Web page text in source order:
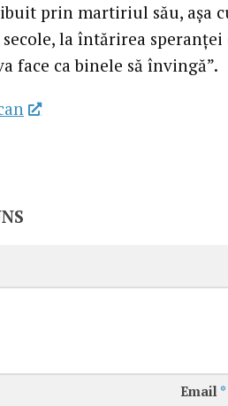
prin martiriul său, aşa
la întărirea speranţei
face ca binele să învingă”.
Email *